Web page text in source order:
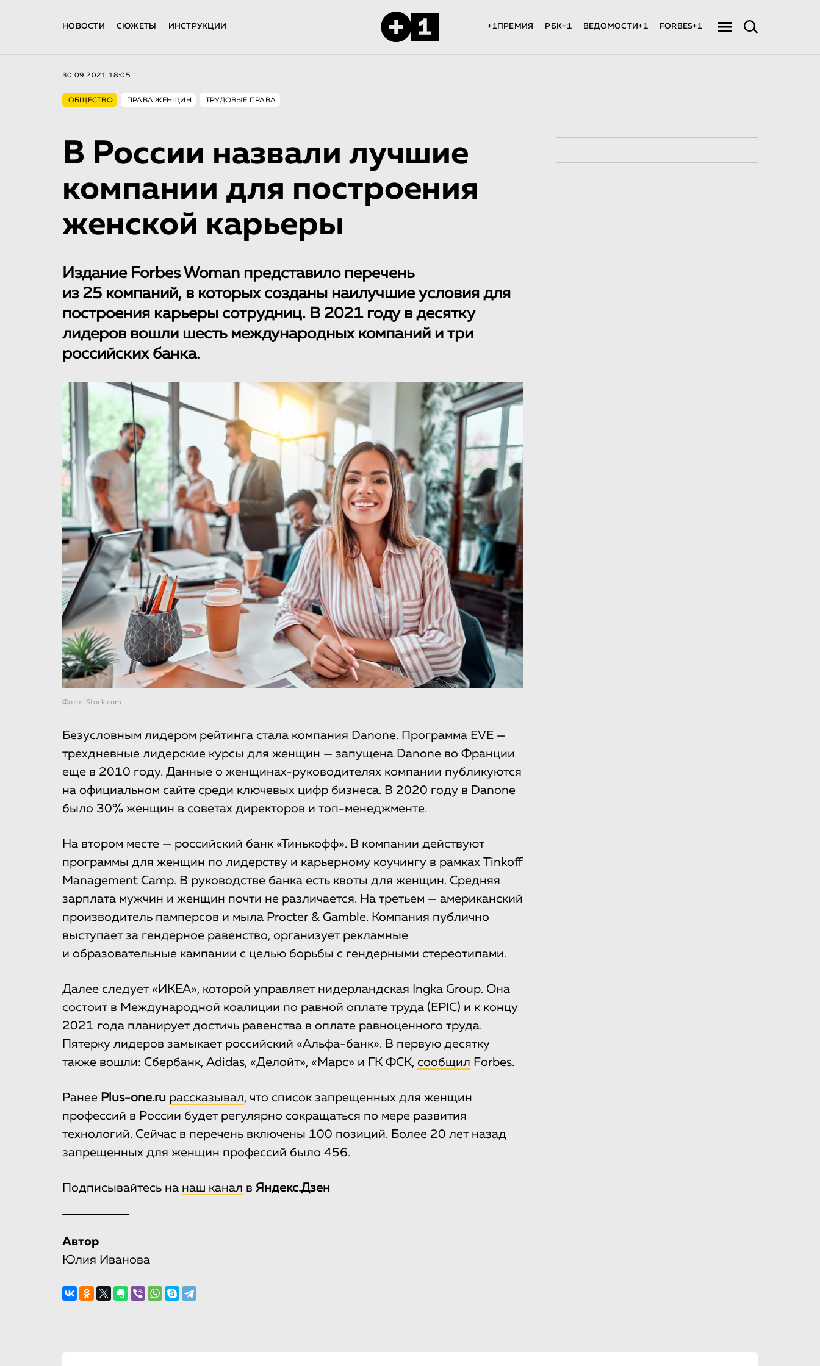
НОВОСТИ СЮЖЕТЫ ИНСТРУКЦИИ +1ПРЕМИЯ РБК+1 ВЕДОМОСТИ+1 FORBES+1
30.09.2021 18:05
ОБЩЕСТВО ПРАВА ЖЕНЩИН ТРУДОВЫЕ ПРАВА
В России назвали лучшие
компании для построения
женской карьеры
Издание Forbes Woman представило перечень
из 25 компаний, в которых созданы наилучшие условия для
построения карьеры сотрудниц. В 2021 году в десятку
лидеров вошли шесть международных компаний и три
российских банка.
Фото: iStock.com
Безусловным лидером рейтинга стала компания Danone. Программа EVE —
трехдневные лидерские курсы для женщин — запущена Danone во Франции
еще в 2010 году. Данные о женщинах-руководителях компании публикуются
на официальном сайте среди ключевых цифр бизнеса. В 2020 году в Danone
было 30% женщин в советах директоров и топ-менеджменте.
На втором месте — российский банк «Тинькофф». В компании действуют
программы для женщин по лидерству и карьерному коучингу в рамках Tinkoff
Management Camp. В руководстве банка есть квоты для женщин. Средняя
зарплата мужчин и женщин почти не различается. На третьем — американский
производитель памперсов и мыла Procter & Gamble. Компания публично
выступает за гендерное равенство, организует рекламные
и образовательные кампании с целью борьбы с гендерными стереотипами.
Далее следует «ИКЕА», которой управляет нидерландская Ingka Group. Она
состоит в Международной коалиции по равной оплате труда (EPIC) и к концу
2021 года планирует достичь равенства в оплате равноценного труда.
Пятерку лидеров замыкает российский «Альфа-банк». В первую десятку
также вошли: Сбербанк, Adidas, «Делойт», «Марс» и ГК ФСК, сообщил Forbes.
Ранее Рlus-one.ru рассказывал, что список запрещенных для женщин
профессий в России будет регулярно сокращаться по мере развития
технологий. Сейчас в перечень включены 100 позиций. Более 20 лет назад
запрещенных для женщин профессий было 456.
Подписывайтесь на наш канал в Яндекс.Дзен
Автор
Юлия Иванова